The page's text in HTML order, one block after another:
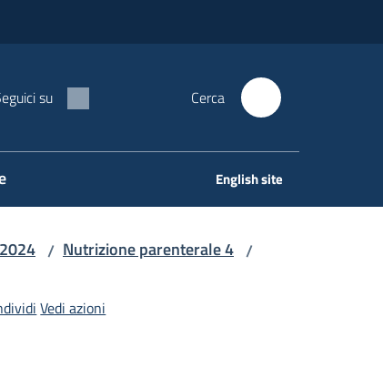
su Cerca
English site
2024 / Nutrizione parenterale 4 /
Vedi azioni